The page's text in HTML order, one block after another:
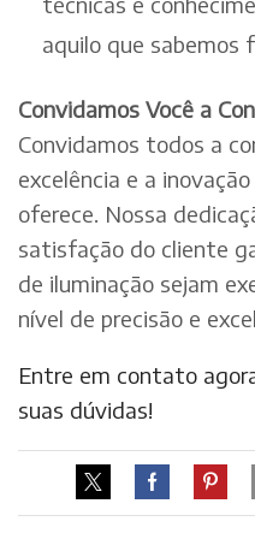
aquilo que sabemos
Convidamos Você a
Convidamos todos a
excelência e a
oferece. Nossa
satisfação do cliente
de iluminação sejam
nível de precisão e
Entre em contato
suas dúvidas!